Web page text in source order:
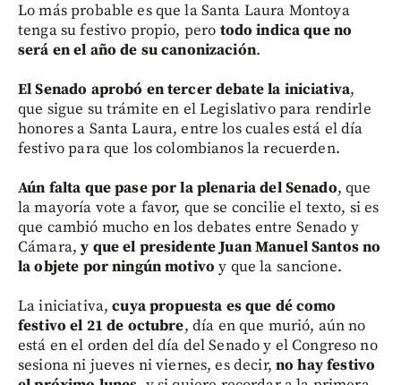
Lo más probable es que la Santa Laura Montoya
tenga su festivo propio, pero todo indica que no
será en el año de su canonización.
El Senado aprobó en tercer debate la iniciativa,
que sigue su trámite en el Legislativo para rendirle
honores a Santa Laura, entre los cuales está el día
festivo para que los colombianos la recuerden.
Aún falta que pase por la plenaria del Senado, que
la mayoría vote a favor, que se concilie el texto, si es
que cambió mucho en los debates entre Senado y
Cámara,y que el presidente Juan Manuel Santos no
la objete por ningún motivo y que la sancione.
La iniciativa,cuya propuesta es que dé como
festivo el 21 de octubre, día en que murió, aún no
está en el orden del día del Senado y el Congreso no
sesiona ni jueves ni viernes, es decir, no hay festivo